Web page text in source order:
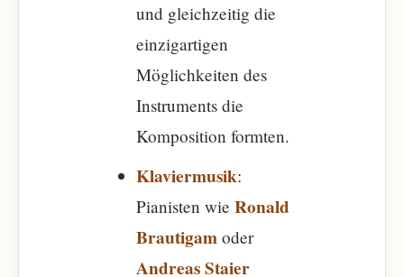
und gleichzeitig die
einzigartigen
Möglichkeiten des
Instruments die
Komposition formten.
Klaviermusik:
Pianisten wie Ronald
Brautigam oder
Andreas Staier